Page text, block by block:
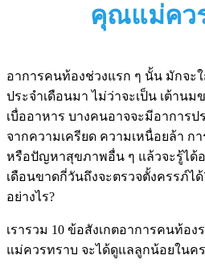
คุณแม่คว
อาการคนท้องช่วงแรก ๆ นั้น มักจะ
ประจำเดือนมา ไม่ว่าจะเป็น เต้าน
เบื่ออาหาร บางคนอาจจะมีอาการป
จากความเครียด ความเหนื่อยล้า ก
หรือปัญหาสุขภาพอื่น ๆ แล้วจะรู้ได้อ
เดือนขาดกี่วันถึงจะตรวจตั้งครรภ์ไ
อย่างไร?
เรารวม 10 ข้อสังเกตอาการคนท้อ
แม่ควรทราบ จะได้ดูแลลูกน้อยในค